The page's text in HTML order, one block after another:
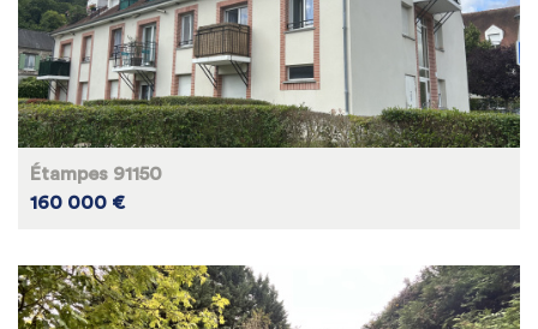
Étampes 91150
160 000 €